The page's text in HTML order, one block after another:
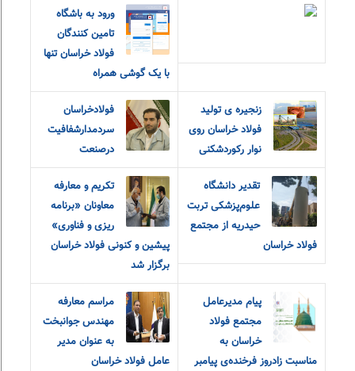
ورود به باشگاه
تامین کنندگان
فولاد خراسان تنها
با یک گوشی همراه
زنجیره ی تولید
فولاد خراسان روی
نوار رکوردشکنی
فولادخراسان
سردمدارشفافیت
درصنعت
تقدیر دانشگاه
علوم‌پزشکی تربت
حیدریه از مجتمع
فولاد خراسان
تکریم و معارفه
معاونان «برنامه
ریزی و فناوری»
پیشین و کنونی فولاد خراسان
برگزار شد
پیام مدیرعامل
مجتمع فولاد
خراسان به
مناسبت زادروز فرخنده‌ی پیامبر
مراسم معارفه
مهندس جوانبخت
به عنوان مدیر
عامل فولاد خراسان